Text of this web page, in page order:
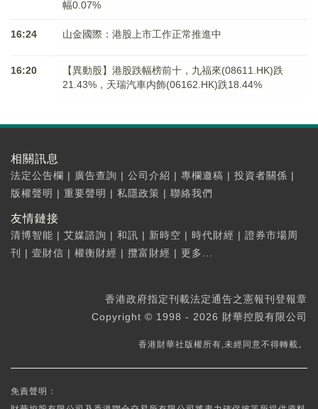
幅0.07%
16:24 山金國際：港股上市工作正常推進中
16:20
【異動股】港股跌幅榜前十，九福來(08611.HK)跌
21.43%，天瑞汽車内飾(06162.HK)跌18.44%
相關訊息
法定公告欄 | 廣告查詢 | 公司介紹 | 專欄邀稿 | 投資者關係 |
版權聲明 | 重要聲明 | 私隱政策 | 聯絡我們
友情鏈接
清博智能 | 艾媒諮詢 | 和訊 | 新時空 | 時代財經 | 證券市場周
刊
| 壹財信 | 權衡財經 | 攬富財經 | 更多...
香港政府指定刊載法定通告之憲報刊登報章
Copyright © 1998 - 2026 財華控股有限公司
香港財華社版權所有,未經同意不得轉載。
免責聲明：